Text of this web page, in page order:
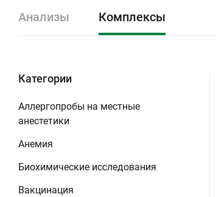
Анализы Комплексы
Категории
Аллергопробы на местные
анестетики
Анемия
Биохимические исследования
Вакцинация